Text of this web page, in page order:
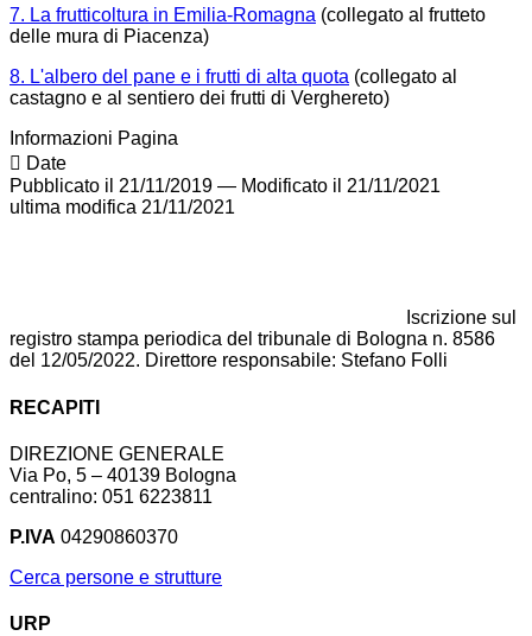
7. La frutticoltura in Emilia-Romagna (collegato al frutteto
delle mura di Piacenza)
8. L'albero del pane e i frutti di alta quota (collegato al
castagno e al sentiero dei frutti di Verghereto)
Informazioni Pagina
Date
Pubblicato il 21/11/2019 — Modificato il 21/11/2021
ultima modifica 21/11/2021
Iscrizione sul
registro stampa periodica del tribunale di Bologna n. 8586
del 12/05/2022. Direttore responsabile: Stefano Folli
RECAPITI
DIREZIONE GENERALE
Via Po, 5 – 40139 Bologna
centralino: 051 6223811
P.IVA 04290860370
Cerca persone e strutture
URP